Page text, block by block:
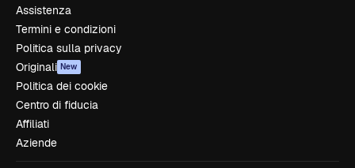
Assistenza
Termini e condizioni
Politica sulla privacy
Originali New
Politica dei cookie
Centro di fiducia
Affiliati
Aziende